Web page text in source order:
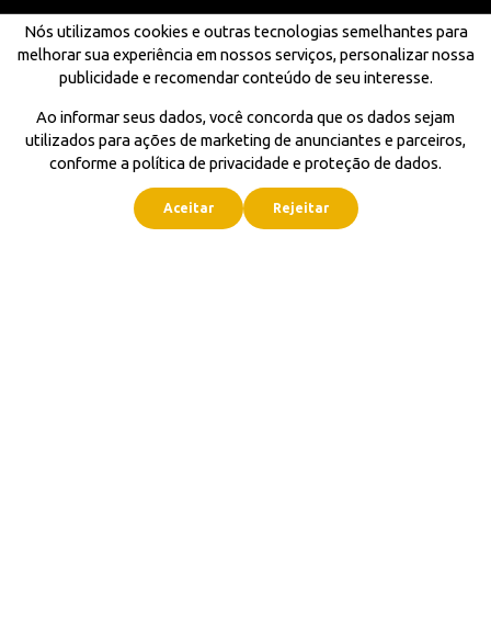
Nós utilizamos cookies e outras tecnologias semelhantes para
melhorar sua experiência em nossos serviços, personalizar nossa
publicidade e recomendar conteúdo de seu interesse.
Ao informar seus dados, você concorda que os dados sejam
utilizados para ações de marketing de anunciantes e parceiros,
conforme a política de privacidade e proteção de dados.
Aceitar Rejeitar